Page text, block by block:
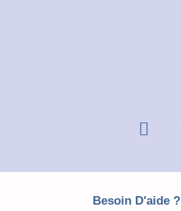
Besoin D'aide ?